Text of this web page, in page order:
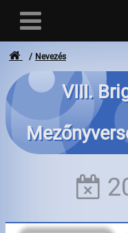
Felhasználó
Bejelentkezés
- - -
Nevezés
VIII.